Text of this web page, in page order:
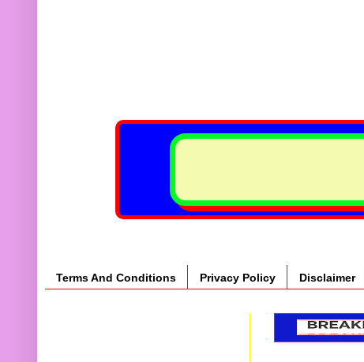
Terms And Conditions Privacy Policy Disclaimer